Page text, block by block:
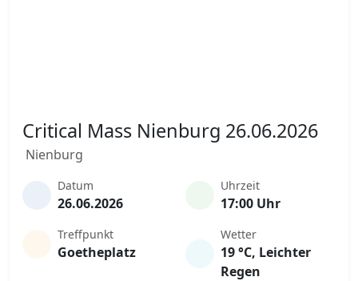
Critical Mass Nienburg 26.06.2026
Nienburg
Datum
26.06.2026
Uhrzeit
17:00 Uhr
Treffpunkt
Goetheplatz
Wetter
19 °C, Leichter
Regen